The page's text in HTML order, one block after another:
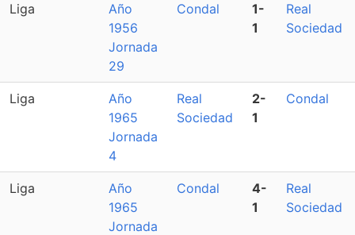
Liga
Año
1956
Jornada
29
Condal
1-
1
Real
Sociedad
Liga
Año
1965
Jornada
4
Real
Sociedad
2-
1
Condal
Liga
Año
1965
Jornada
Condal
4-
1
Real
Sociedad